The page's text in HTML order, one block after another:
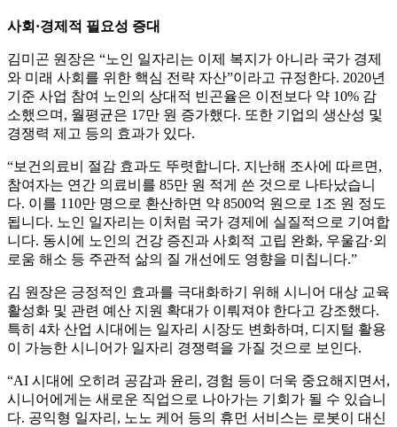
사회·경제적 필요성 증대
김미곤 원장은 “노인 일자리는 이제 복지가 아니라 국가 경제
와 미래 사회를 위한 핵심 전략 자산”이라고 규정한다. 2020년
기준 사업 참여 노인의 상대적 빈곤율은 이전보다 약 10% 감
소했으며, 월평균은 17만 원 증가했다. 또한 기업의 생산성 및
경쟁력 제고 등의 효과가 있다.
“보건의료비 절감 효과도 뚜렷합니다. 지난해 조사에 따르면,
참여자는 연간 의료비를 85만 원 적게 쓴 것으로 나타났습니
다. 이를 110만 명으로 환산하면 약 8500억 원으로 1조 원 정도
됩니다. 노인 일자리는 이처럼 국가 경제에 실질적으로 기여합
니다. 동시에 노인의 건강 증진과 사회적 고립 완화, 우울감·외
로움 해소 등 주관적 삶의 질 개선에도 영향을 미칩니다.”
김 원장은 긍정적인 효과를 극대화하기 위해 시니어 대상 교육
활성화 및 관련 예산 지원 확대가 이뤄져야 한다고 강조했다.
특히 4차 산업 시대에는 일자리 시장도 변화하며, 디지털 활용
이 가능한 시니어가 일자리 경쟁력을 가질 것으로 보인다.
“AI 시대에 오히려 공감과 윤리, 경험 등이 더욱 중요해지면서,
시니어에게는 새로운 직업으로 나아가는 기회가 될 수 있습니
다. 공익형 일자리, 노노 케어 등의 휴먼 서비스는 로봇이 대신